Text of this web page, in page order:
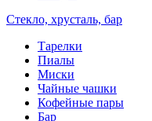
Стекло, хрусталь, бар
Тарелки
Пиалы
Миски
Чайные чашки
Кофейные пары
Бар